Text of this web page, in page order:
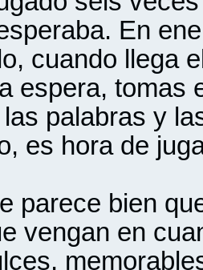
En
cuando llega
espera, tomas
palabras y
es hora de
parece bien
vengan en